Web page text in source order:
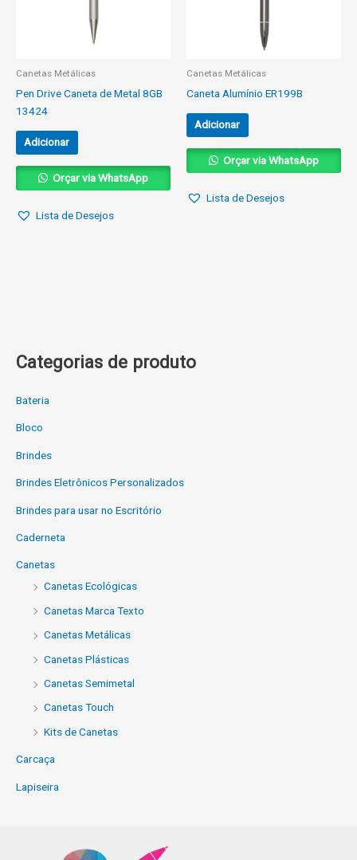
Categorias de produto
Bateria
Bloco
Brindes
Brindes Eletrônicos Personalizados
Brindes para usar no Escritório
Caderneta
Canetas
Canetas Ecológicas
Canetas Marca Texto
Canetas Metálicas
Canetas Plásticas
Canetas Semimetal
Canetas Touch
Kits de Canetas
Carcaça
Lapiseira
Canetas Metálicas
Pen Drive Caneta de Metal 8GB
13424
Adicionar
Orçar via WhatsApp
Lista de Desejos
Canetas Metálicas
Caneta Alumínio ER199B
Adicionar
Orçar via WhatsApp
Lista de Desejos